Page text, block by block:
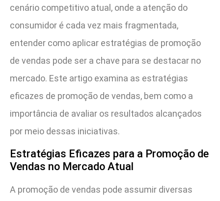
cenário competitivo atual, onde a atenção do
consumidor é cada vez mais fragmentada,
entender como aplicar estratégias de promoção
de vendas pode ser a chave para se destacar no
mercado. Este artigo examina as estratégias
eficazes de promoção de vendas, bem como a
importância de avaliar os resultados alcançados
por meio dessas iniciativas.
Estratégias Eficazes para a Promoção de
Vendas no Mercado Atual
A promoção de vendas pode assumir diversas